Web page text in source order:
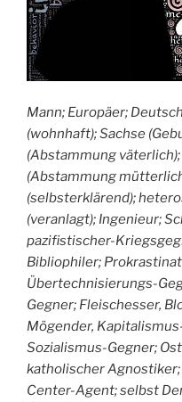
Mann; Europäer;
(wohnhaft); Sachse
(Abstammung
(Abstammung
(selbsterklärend);
(veranlagt); Ingenieur;
pazifistischer-
Bibliophiler;
Übertechnisierungs-
Gegner; Fleischesser,
Mögender,
Sozialismus-Gegner;
katholischer
Center-Agent; selbst